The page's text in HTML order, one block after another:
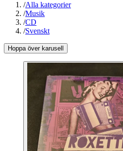
/Alla kategorier
/Musik
/CD
/Svenskt
Hoppa över karusell